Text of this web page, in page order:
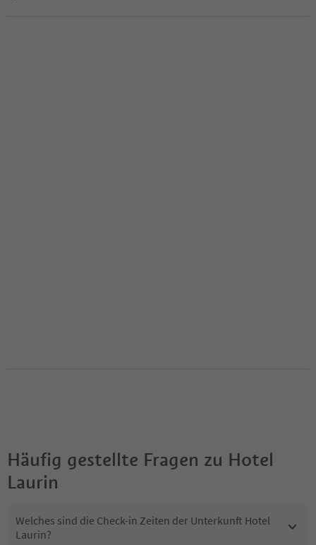
Häufig gestellte Fragen zu Hotel
Laurin
Welches sind die Check-in Zeiten der Unterkunft Hotel
Laurin?